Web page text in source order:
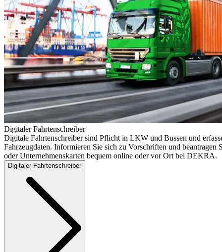
Digitaler Fahrtenschreiber
Digitale Fahrtenschreiber sind Pflicht in LKW und Bussen und
Fahrzeugdaten. Informieren Sie sich zu Vorschriften und beantragen
oder Unternehmenskarten bequem online oder vor Ort bei DEKRA.
Digitaler Fahrtenschreiber